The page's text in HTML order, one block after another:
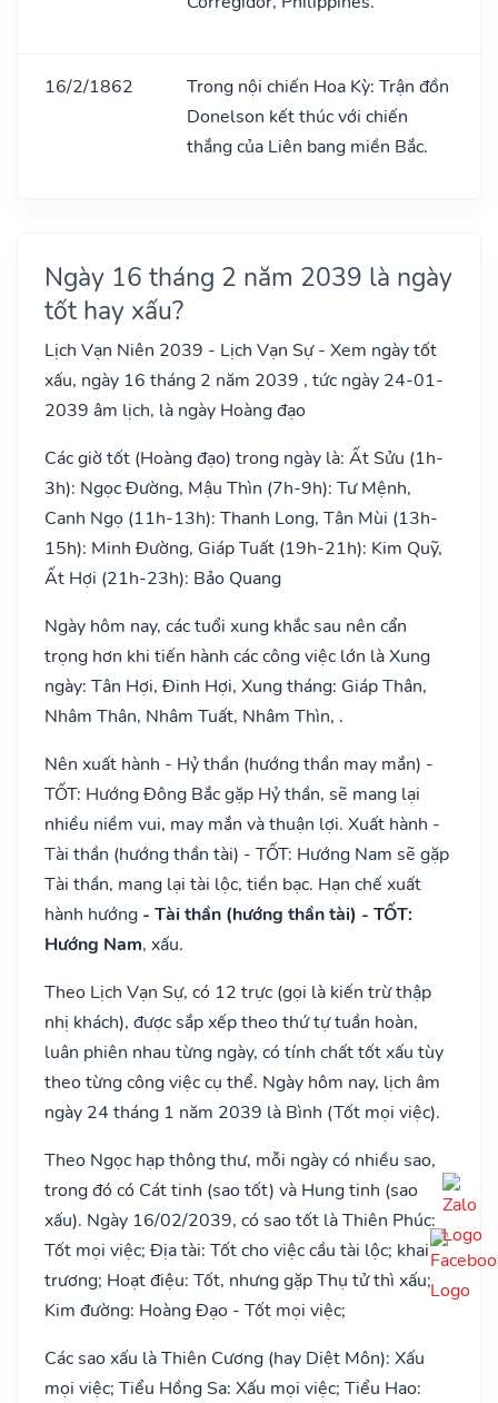
16/2/1862
Trong nội chiến Hoa Kỳ: Trận đồn
Donelson kết thúc với chiến
thắng của Liên bang miền Bắc.
Ngày 16 tháng 2 năm 2039 là ngày
tốt hay xấu?
Lịch Vạn Niên 2039 - Lịch Vạn Sự - Xem ngày tốt
xấu, ngày 16 tháng 2 năm 2039 , tức ngày 24-01-
2039 âm lịch, là ngày Hoàng đạo
Các giờ tốt (Hoàng đạo) trong ngày là: Ất Sửu (1h-
3h): Ngọc Đường, Mậu Thìn (7h-9h): Tư Mệnh,
Canh Ngọ (11h-13h): Thanh Long, Tân Mùi (13h-
15h): Minh Đường, Giáp Tuất (19h-21h): Kim Quỹ,
Ất Hợi (21h-23h): Bảo Quang
Ngày hôm nay, các tuổi xung khắc sau nên cẩn
trọng hơn khi tiến hành các công việc lớn là Xung
ngày: Tân Hợi, Đinh Hợi, Xung tháng: Giáp Thân,
Nhâm Thân, Nhâm Tuất, Nhâm Thìn, .
Nên xuất hành - Hỷ thần (hướng thần may mắn) -
TỐT: Hướng Đông Bắc gặp Hỷ thần, sẽ mang lại
nhiều niềm vui, may mắn và thuận lợi. Xuất hành -
Tài thần (hướng thần tài) - TỐT: Hướng Nam sẽ gặp
Tài thần, mang lại tài lộc, tiền bạc. Hạn chế xuất
hành hướng - Tài thần (hướng thần tài) - TỐT:
Hướng Nam, xấu.
Theo Lịch Vạn Sự, có 12 trực (gọi là kiến trừ thập
nhị khách), được sắp xếp theo thứ tự tuần hoàn,
luân phiên nhau từng ngày, có tính chất tốt xấu tùy
theo từng công việc cụ thể. Ngày hôm nay, lịch âm
ngày 24 tháng 1 năm 2039 là Bình (Tốt mọi việc).
Theo Ngọc hạp thông thư, mỗi ngày có nhiều sao,
trong đó có Cát tinh (sao tốt) và Hung tinh (sao
xấu). Ngày 16/02/2039, có sao tốt là Thiên Phúc:
Tốt mọi việc; Địa tài: Tốt cho việc cầu tài lộc; khai
trương; Hoạt điệu: Tốt, nhưng gặp Thụ tử thì xấu;
Kim đường: Hoàng Đạo - Tốt mọi việc;
Các sao xấu là Thiên Cương (hay Diệt Môn): Xấu
mọi việc; Tiểu Hồng Sa: Xấu mọi việc; Tiểu Hao: